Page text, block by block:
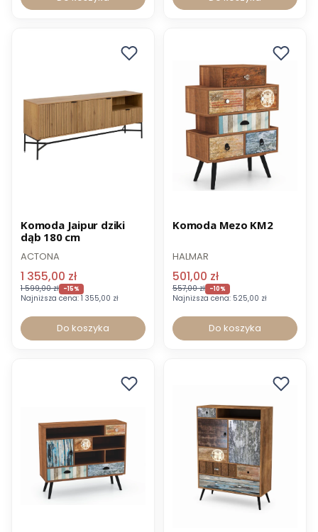
Promocja
Komoda Jaipur dziki
dąb 180 cm
ACTONA
1 355,00 zł
1 599,00 zł -15%
Najniższa cena: 1 355,00 zł
Do koszyka
Promocja
Komoda Mezo KM2
HALMAR
501,00 zł
557,00 zł -10%
Najniższa cena: 525,00 zł
Do koszyka